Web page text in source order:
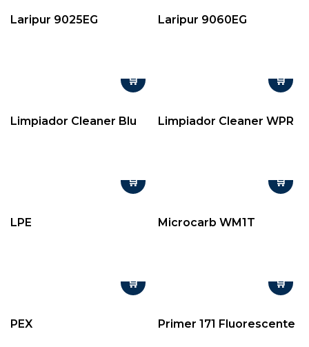
Laripur 9025EG Laripur 9060EG
Limpiador Cleaner Blu Limpiador Cleaner WPR
LPE Microcarb WM1T
PEX Primer 171 Fluorescente